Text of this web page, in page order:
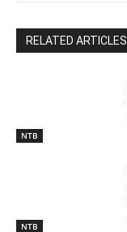
RELATED ARTICLES
NTB
NTB